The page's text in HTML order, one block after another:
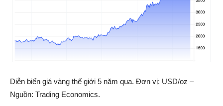
Diễn biến giá vàng thế giới 5 năm qua. Đơn vị: USD/oz –
Nguồn: Trading Economics.